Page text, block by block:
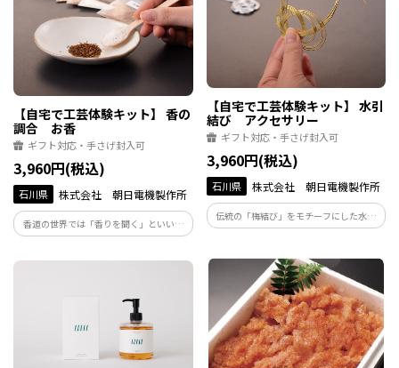
【自宅で工芸体験キット】 香の
調合 お香
ギフト対応・手さげ封入可
3,960円(税込)
石川県 株式会社 朝日電機製作所
香道の世界では「香りを聞く」といいま
す。5種の香材を好みの配合で調合。香袋
【自宅で工芸体験キット】 水引
結び アクセサリー
ギフト対応・手さげ封入可
3,960円(税込)
石川県 株式会社 朝日電機製作所
伝統の「梅結び」をモチーフにした水引
アクセサリーづくり。金属のような質感
上がります。結ぶ時間が、心を穏やかに整
える体験です。